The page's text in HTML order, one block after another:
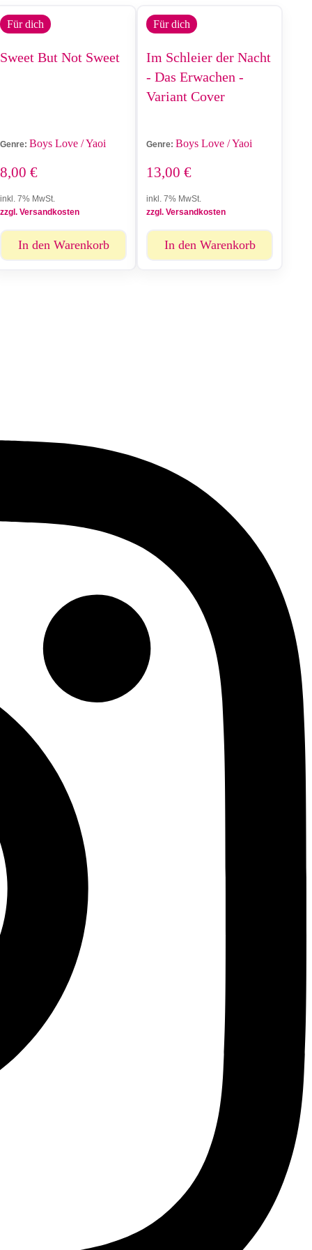
Für dich
Sweet But Not Sweet
Genre: Boys Love / Yaoi
8,00 €
inkl. 7% MwSt.
zzgl. Versandkosten
In den Warenkorb
Für dich
Im Schleier der Nacht
- Das Erwachen -
Variant Cover
Genre: Boys Love / Yaoi
13,00 €
inkl. 7% MwSt.
zzgl. Versandkosten
In den Warenkorb